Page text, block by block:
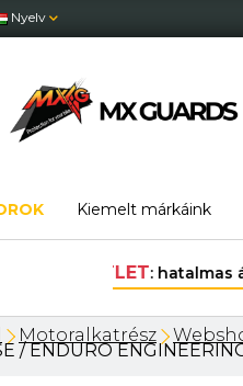
Nyelv
Kiemelt márkáink
Motoralkatrész
/ ENDURO